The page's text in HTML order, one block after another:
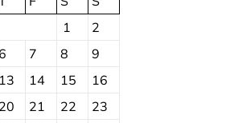
1
2
6 7 8
9
13 14 15
16
20 21 22
23